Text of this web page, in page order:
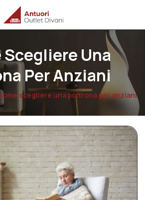
Scegliere Una
Per Anziani
scegliere una poltrona per anziani